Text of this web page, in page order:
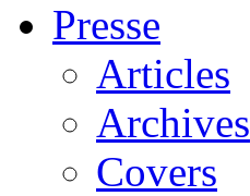
Presse
Articles
Archives
Covers